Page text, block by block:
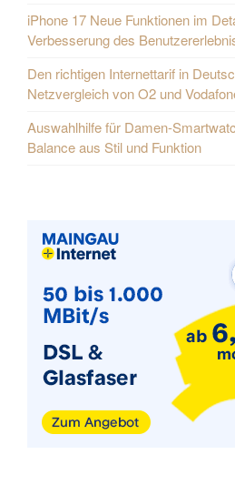
iPhone 17 Neue Funktionen im
Verbesserung des
Den richtigen Internettarif in
Netzvergleich von O2 und
Auswahlhilfe für Damen-
Balance aus Stil und Funktion